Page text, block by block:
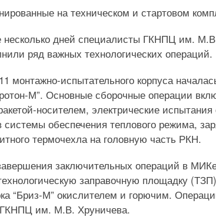
на техническом и стартовом
дней специалисты ГКНПЦ им.
ряд важных технологических операций.
монтажно-испытательного корпуса
М”. Основные сборочные операции
носителем, электрические
системы обеспечения теплового режима,
термочехла на головную часть РКН.
заключительных операций в
заправочную площадку
“Бриз-М” окислителем и горючим.
им. М.В. Хруничева.